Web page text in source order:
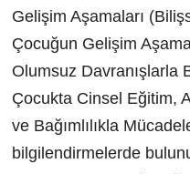
Gelişim Aşamaları
Çocuğun Gelişim
Olumsuz Davranışlarla
Çocukta Cinsel Eğitim,
ve Bağımlılıkla
bilgilendirmelerde